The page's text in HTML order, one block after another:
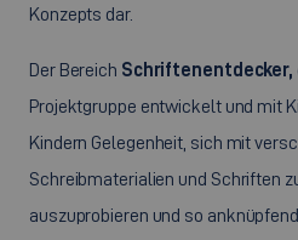
Konzepts dar.
Der Bereich Schriftenentdecker,
Projektgruppe entwickelt und mit
Kindern Gelegenheit, sich mit
Schreibmaterialien und Schriften
auszuprobieren und so